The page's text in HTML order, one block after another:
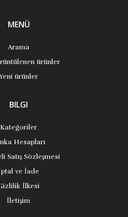
MENÜ
Arama
ürünler
ürünler
BILGI
Kategoriler
Hesapları
Satış Sözleşmesi
ve İade
İlkesi
İletişim